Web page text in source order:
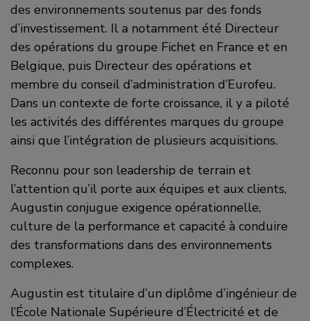
des environnements soutenus par des fonds
d’investissement. Il a notamment été Directeur
des opérations du groupe Fichet en France et en
Belgique, puis Directeur des opérations et
membre du conseil d’administration d’Eurofeu.
Dans un contexte de forte croissance, il y a piloté
les activités des différentes marques du groupe
ainsi que l’intégration de plusieurs acquisitions.
Reconnu pour son leadership de terrain et
l’attention qu’il porte aux équipes et aux clients,
Augustin conjugue exigence opérationnelle,
culture de la performance et capacité à conduire
des transformations dans des environnements
complexes.
Augustin est titulaire d’un diplôme d’ingénieur de
l’École Nationale Supérieure d’Électricité et de